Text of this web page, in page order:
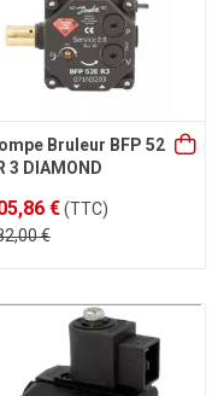
Bruleur BFP 52
3 DIAMOND
€(TTC)
€